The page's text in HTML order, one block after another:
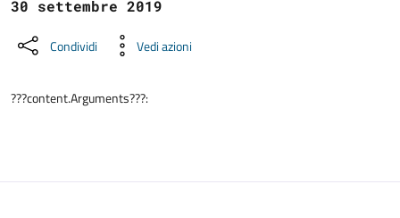
30 settembre 2019
Condividi Vedi azioni
???content.Arguments???: